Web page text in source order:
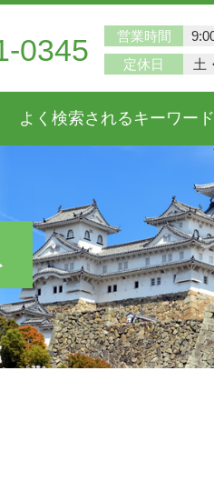
0345 営業時間
定休日
土
よく検索されるキーワード